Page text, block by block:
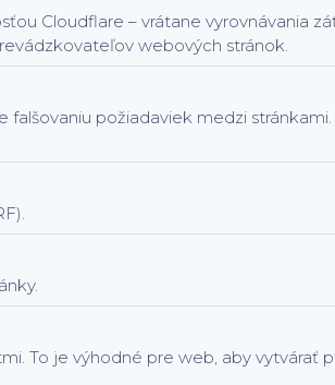
Cloudflare – vrátane vyrovnávania
webových stránok.
požiadaviek medzi
To je výhodné pre web, aby vytvárať